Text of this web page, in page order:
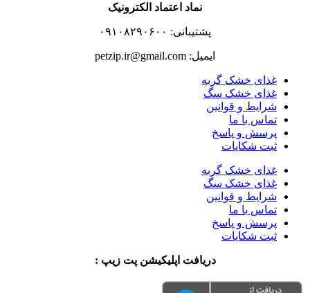
نماد اعتماد الکترونیک
پشتیبانی: ۰۹۱۰۸۲۹۰۶۰۰
ایمیل: petzip.ir@gmail.com
غذای خشک گربه
غذای خشک سگ
شرایط و قوانین
تماس با ما
پرسش و پاسخ
ثبت شکایات
غذای خشک گربه
غذای خشک سگ
شرایط و قوانین
تماس با ما
پرسش و پاسخ
ثبت شکایات
دریافت اپلیکیشن پت زیپ :